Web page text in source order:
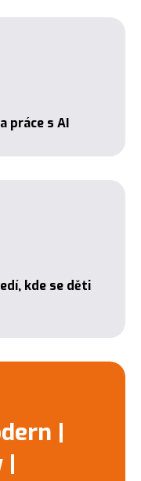
práce s AI
kde se děti
|
|